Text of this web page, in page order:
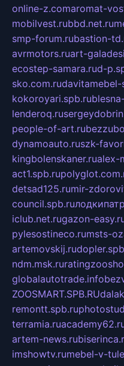
online-z.comaromat-
mobilvest.rubbd.net.ru
smp-forum.rubastion-
avrmotors.ruart-
ecostep-samara.rud-
sko.com.rudavitamebel-
kokoroyari.spb.ru
lenderoq.ru
people-of-art.ru
dynamoauto.ruszk-
kingbolenskaner.rualex-
act1.spb.ru
detsad125.rumir-
council.spb.ru
iclub.net.rugazon-
pylesostineco.rumsts-
artemovskij.ru
ndm.msk.ru
globalautotrade.info
ZOOSMART.SPB.RU
remontt.spb.ru
terramia.ru
artem-news.ru
imshowtv.rumebel-v-